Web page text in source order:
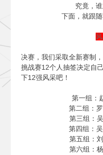
究竟，
下面，就跟
决赛，我们采取全新赛制
挑战赛12个人抽签决定自
下12强风采吧！
第一组：
第二组：
第三组：
第四组：
第五组：
第六组：